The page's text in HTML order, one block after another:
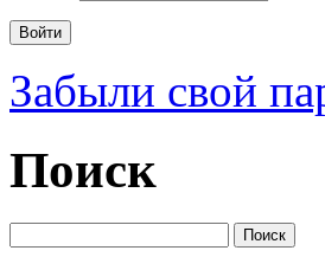
Забыли свой
Поиск